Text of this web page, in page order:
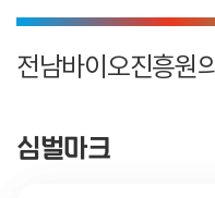
전남바이오진흥원
심벌마크